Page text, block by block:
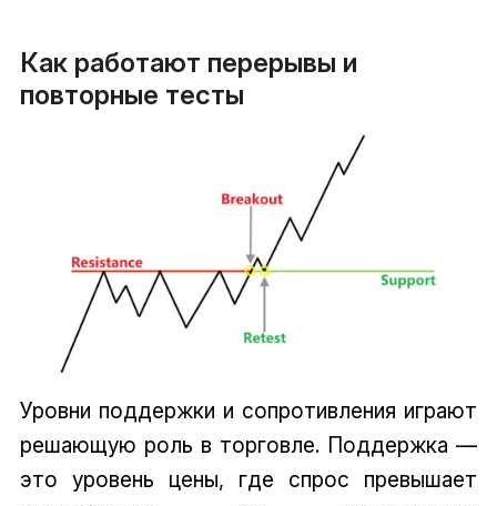
Как работают перерывы и
повторные тесты
Уровни поддержки и сопротивления играют
решающую роль в торговле. Поддержка —
это уровень цены, где спрос превышает